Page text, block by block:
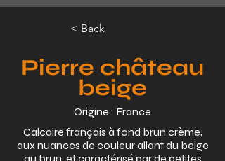
Leuvensesteenweg 526 / 1930 Zaventem
< Back
Pierre château
beige
Origine : France
Calcaire français à fond brun crème,
aux nuances de couleur allant du beige